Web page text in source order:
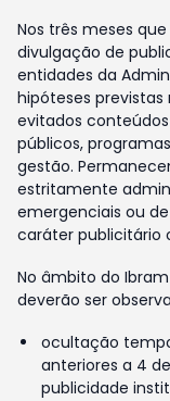
Nos três meses
divulgação de
entidades da
hipóteses
evitados
públicos,
gestão.
estritamente
emergenciais ou
caráter publicitário
No âmbito do
deverão ser
ocultação
anteriores a 4
publicidade